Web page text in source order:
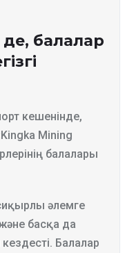
балалар
кешенінде,
Mining
балалары
әлемге
басқа да
кездесті. Балалар